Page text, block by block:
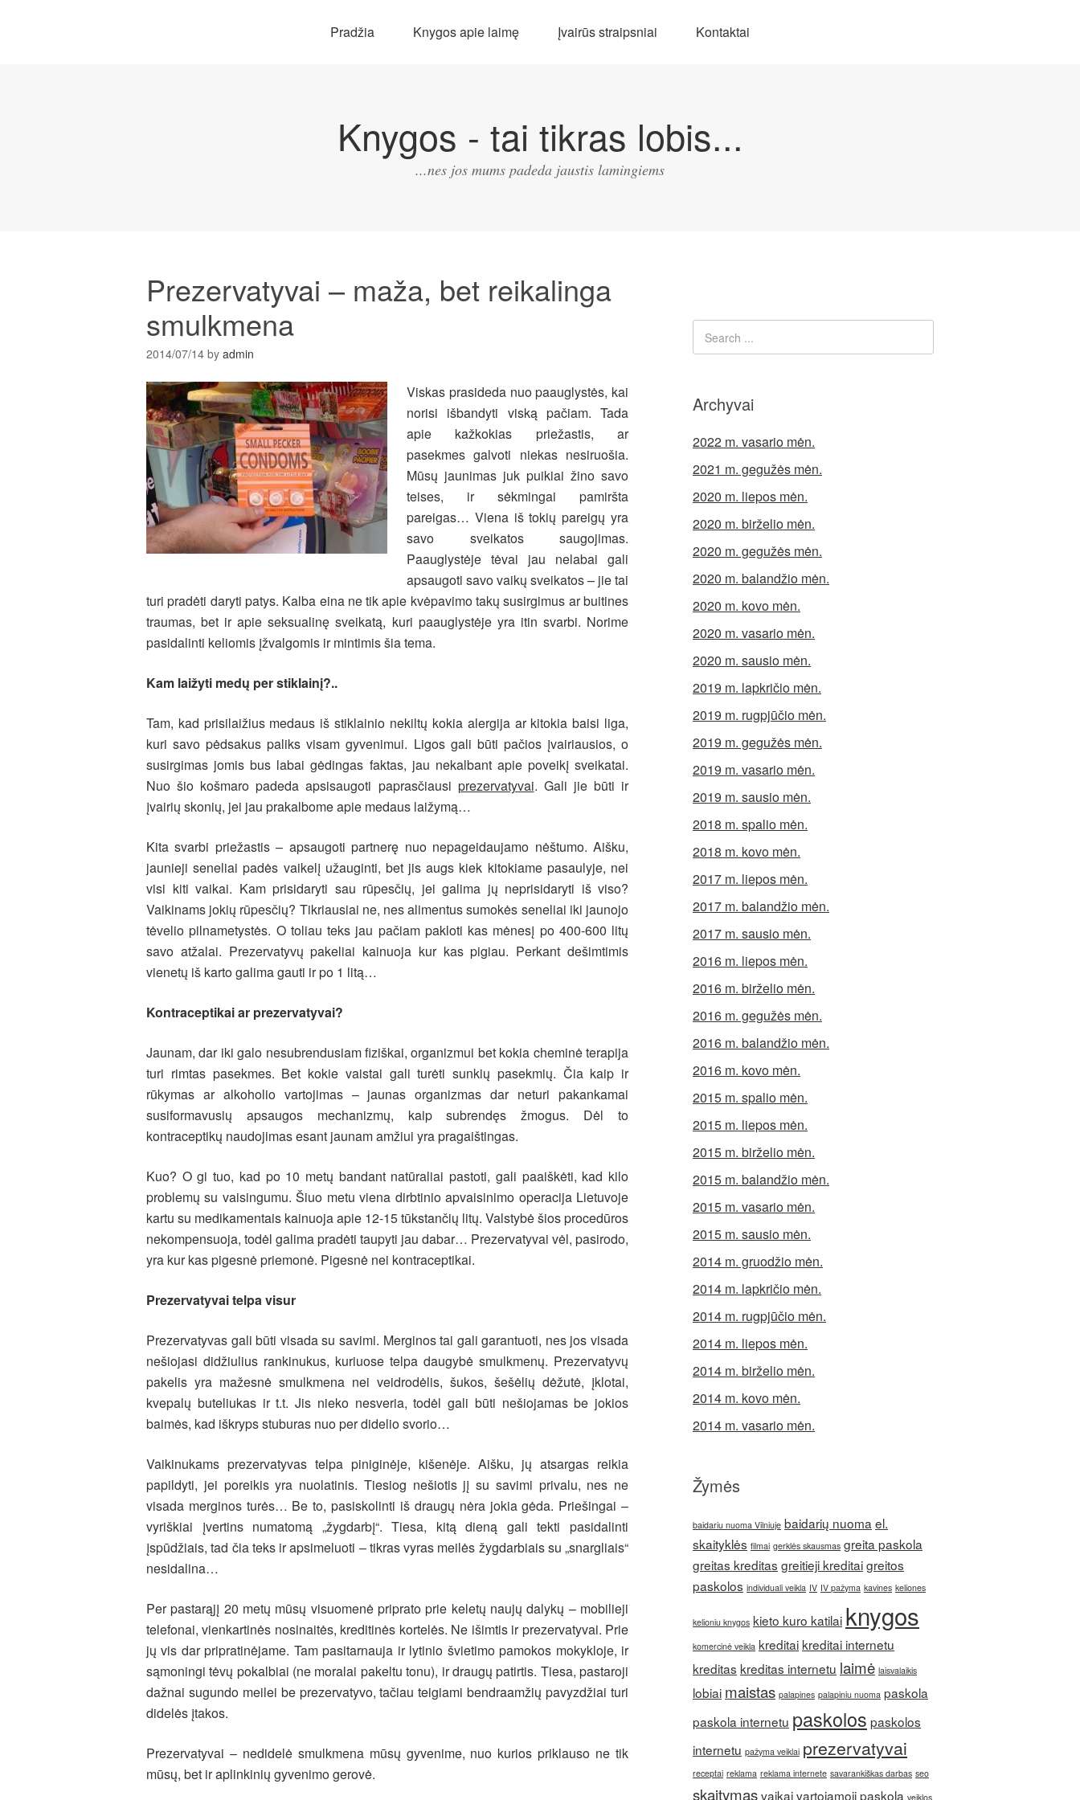
Pradžia Knygos apie laimę Įvairūs straipsniai Kontaktai
Knygos - tai tikras lobis...
...nes jos mums padeda jaustis lamingiems
Prezervatyvai – maža, bet reikalinga
smulkmena
2014/07/14 by admin
Viskas prasideda nuo paauglystės, kai
norisi išbandyti viską pačiam. Tada
apie kažkokias priežastis, ar
pasekmes galvoti niekas nesiruošia.
Mūsų jaunimas juk puikiai žino savo
teises, ir sėkmingai pamiršta
pareigas… Viena iš tokių pareigų yra
savo sveikatos saugojimas.
Paauglystėje tėvai jau nelabai gali
apsaugoti savo vaikų sveikatos – jie tai
turi pradėti daryti patys. Kalba eina ne tik apie kvėpavimo takų susirgimus ar buitines
traumas, bet ir apie seksualinę sveikatą, kuri paauglystėje yra itin svarbi. Norime
pasidalinti keliomis įžvalgomis ir mintimis šia tema.
Kam laižyti medų per stiklainį?..
Tam, kad prisilaižius medaus iš stiklainio nekiltų kokia alergija ar kitokia baisi liga,
kuri savo pėdsakus paliks visam gyvenimui. Ligos gali būti pačios įvairiausios, o
susirgimas jomis bus labai gėdingas faktas, jau nekalbant apie poveikį sveikatai.
Nuo šio košmaro padeda apsisaugoti paprasčiausi prezervatyvai. Gali jie būti ir
įvairių skonių, jei jau prakalbome apie medaus laižymą…
Kita svarbi priežastis – apsaugoti partnerę nuo nepageidaujamo nėštumo. Aišku,
jaunieji seneliai padės vaikelį užauginti, bet jis augs kiek kitokiame pasaulyje, nei
visi kiti vaikai. Kam prisidaryti sau rūpesčių, jei galima jų neprisidaryti iš viso?
Vaikinams jokių rūpesčių? Tikriausiai ne, nes alimentus sumokės seneliai iki jaunojo
tėvelio pilnametystės. O toliau teks jau pačiam pakloti kas mėnesį po 400-600 litų
savo atžalai. Prezervatyvų pakeliai kainuoja kur kas pigiau. Perkant dešimtimis
vienetų iš karto galima gauti ir po 1 litą…
Kontraceptikai ar prezervatyvai?
Jaunam, dar iki galo nesubrendusiam fiziškai, organizmui bet kokia cheminė terapija
turi rimtas pasekmes. Bet kokie vaistai gali turėti sunkių pasekmių. Čia kaip ir
rūkymas ar alkoholio vartojimas – jaunas organizmas dar neturi pakankamai
susiformavusių apsaugos mechanizmų, kaip subrendęs žmogus. Dėl to
kontraceptikų naudojimas esant jaunam amžiui yra pragaištingas.
Kuo? O gi tuo, kad po 10 metų bandant natūraliai pastoti, gali paaiškėti, kad kilo
problemų su vaisingumu. Šiuo metu viena dirbtinio apvaisinimo operacija Lietuvoje
kartu su medikamentais kainuoja apie 12-15 tūkstančių litų. Valstybė šios procedūros
nekompensuoja, todėl galima pradėti taupyti jau dabar… Prezervatyvai vėl, pasirodo,
yra kur kas pigesnė priemonė. Pigesnė nei kontraceptikai.
Prezervatyvai telpa visur
Prezervatyvas gali būti visada su savimi. Merginos tai gali garantuoti, nes jos visada
nešiojasi didžiulius rankinukus, kuriuose telpa daugybė smulkmenų. Prezervatyvų
pakelis yra mažesnė smulkmena nei veidrodėlis, šukos, šešėlių dėžutė, įklotai,
kvepalų buteliukas ir t.t. Jis nieko nesveria, todėl gali būti nešiojamas be jokios
baimės, kad iškryps stuburas nuo per didelio svorio…
Vaikinukams prezervatyvas telpa piniginėje, kišenėje. Aišku, jų atsargas reikia
papildyti, jei poreikis yra nuolatinis. Tiesiog nešiotis jį su savimi privalu, nes ne
visada merginos turės… Be to, pasiskolinti iš draugų nėra jokia gėda. Priešingai –
vyriškiai įvertins numatomą „žygdarbį“. Tiesa, kitą dieną gali tekti pasidalinti
įspūdžiais, tad čia teks ir apsimeluoti – tikras vyras meilės žygdarbiais su „snargliais“
nesidalina…
Per pastarąjį 20 metų mūsų visuomenė priprato prie keletų naujų dalykų – mobilieji
telefonai, vienkartinės nosinaitės, kreditinės kortelės. Ne išimtis ir prezervatyvai. Prie
jų vis dar pripratinėjame. Tam pasitarnauja ir lytinio švietimo pamokos mokykloje, ir
sąmoningi tėvų pokalbiai (ne moralai pakeltu tonu), ir draugų patirtis. Tiesa, pastaroji
dažnai sugundo meilei be prezervatyvo, tačiau teigiami bendraamžių pavyzdžiai turi
didelės įtakos.
Prezervatyvai – nedidelė smulkmena mūsų gyvenime, nuo kurios priklauso ne tik
mūsų, bet ir aplinkinių gyvenimo gerovė.
Archyvai
2022 m. vasario mėn.
2021 m. gegužės mėn.
2020 m. liepos mėn.
2020 m. birželio mėn.
2020 m. gegužės mėn.
2020 m. balandžio mėn.
2020 m. kovo mėn.
2020 m. vasario mėn.
2020 m. sausio mėn.
2019 m. lapkričio mėn.
2019 m. rugpjūčio mėn.
2019 m. gegužės mėn.
2019 m. vasario mėn.
2019 m. sausio mėn.
2018 m. spalio mėn.
2018 m. kovo mėn.
2017 m. liepos mėn.
2017 m. balandžio mėn.
2017 m. sausio mėn.
2016 m. liepos mėn.
2016 m. birželio mėn.
2016 m. gegužės mėn.
2016 m. balandžio mėn.
2016 m. kovo mėn.
2015 m. spalio mėn.
2015 m. liepos mėn.
2015 m. birželio mėn.
2015 m. balandžio mėn.
2015 m. vasario mėn.
2015 m. sausio mėn.
2014 m. gruodžio mėn.
2014 m. lapkričio mėn.
2014 m. rugpjūčio mėn.
2014 m. liepos mėn.
2014 m. birželio mėn.
2014 m. kovo mėn.
2014 m. vasario mėn.
Žymės
baidariu nuoma Vilniuje baidarių nuoma el.
skaityklės filmai gerklės skausmas greita paskola
greitas kreditas greitieji kreditaigreitos
paskolos individuali veikla IV IV pažyma kavines keliones
kelioniu knygos kieto kuro katilai knygos
komercinė veikla kreditai kreditai internetu
kreditas kreditas internetu laimė laisvalaikis
lobiai maistas palapines palapiniu nuoma paskola
paskola internetu paskolos paskolos
internetu pažyma veiklai prezervatyvai
receptai reklama reklama internete savarankiškas darbas seo
skaitymasvaikaivartojamoji paskola veiklos